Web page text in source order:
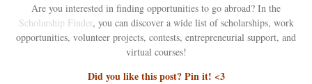
Are you interested in finding opportunities to go abroad? In the
Scholarship Finder, you can discover a wide list of scholarships, work
opportunities, volunteer projects, contests, entrepreneurial support, and
virtual courses!
Did you like this post? Pin it! <3